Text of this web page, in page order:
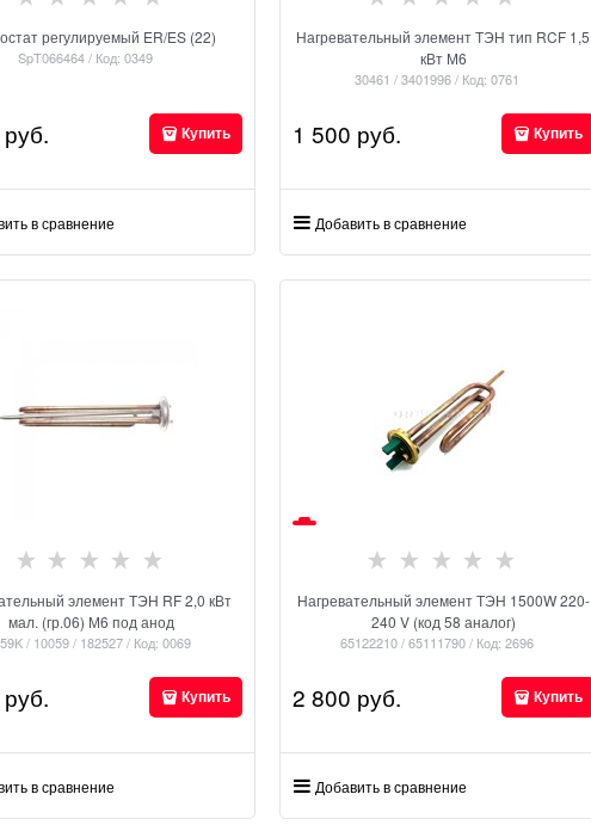
регулируемый ER/ES (22)
SpT066464 / Код: 0349
руб. Купить
в сравнение
Нагревательный элемент ТЭН тип RCF 1,5
кВт М6
30461 / 3401996 / Код: 0761
1 500 руб. Купить
Добавить в сравнение
элемент ТЭН RF 2,0 кВт
мал. (гр.06) М6 под анод
/ 10059 / 182527 / Код: 0069
руб. Купить
в сравнение
Нагревательный элемент ТЭН 1500W 220-
240 V (код 58 аналог)
65122210 / 65111790 / Код: 2696
2 800 руб. Купить
Добавить в сравнение